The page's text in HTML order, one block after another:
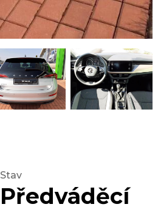
Stav
Předváděcí